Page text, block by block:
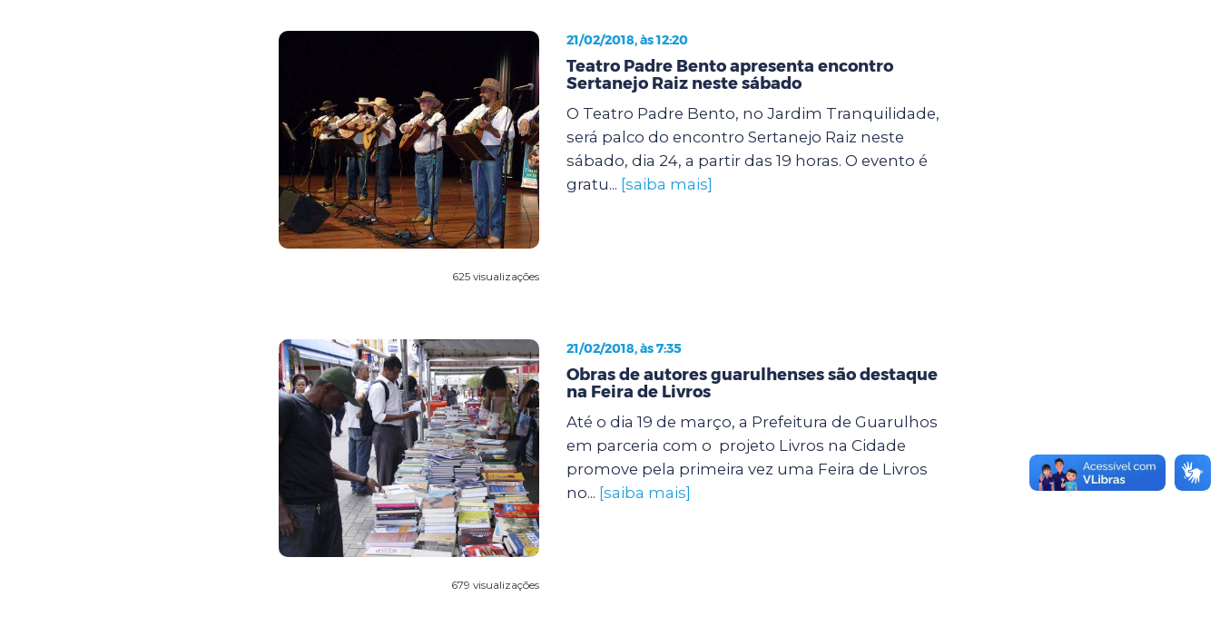
625 visualizações
21/02/2018, às 12:20
Teatro Padre Bento apresenta encontro
Sertanejo Raiz neste sábado
O Teatro Padre Bento, no Jardim Tranquilidade,
será palco do encontro Sertanejo Raiz neste
sábado, dia 24, a partir das 19 horas. O evento é
gratu... [saiba mais]
679 visualizações
21/02/2018, às 7:35
Obras de autores guarulhenses são destaque
na Feira de Livros
Até o dia 19 de março, a Prefeitura de Guarulhos
em parceria com o projeto Livros na Cidade
promove pela primeira vez uma Feira de Livros
no... [saiba mais]